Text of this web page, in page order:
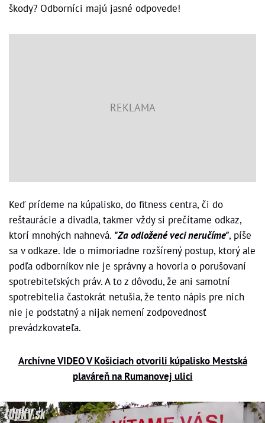
škody? Odborníci majú jasné odpovede!
Keď prídeme na kúpalisko, do fitness centra, či do
reštaurácie a divadla, takmer vždy si prečítame odkaz,
ktorí mnohých nahnevá. "Za odložené veci neručíme", píše
sa v odkaze. Ide o mimoriadne rozšírený postup, ktorý ale
podľa odborníkov nie je správny a hovoria o porušovaní
spotrebiteľských práv. A to z dôvodu, že ani samotní
spotrebitelia častokrát netušia, že tento nápis pre nich
nie je podstatný a nijak nemení zodpovednosť
prevádzkovateľa.
Archívne VIDEOV Košiciach otvorili kúpalisko Mestská
plaváreň na Rumanovej ulici